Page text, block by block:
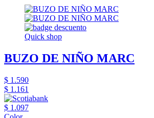
Quick shop
BUZO DE NIÑO MARC
$ 1.590
$ 1.161
$ 1.097